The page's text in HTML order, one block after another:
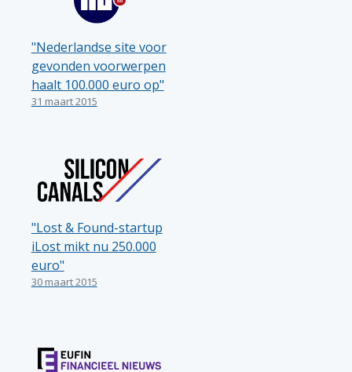
"Nederlandse site voor
gevonden voorwerpen
haalt 100.000 euro op"
31 maart 2015
"Lost & Found-startup
iLost mikt nu 250.000
euro"
30 maart 2015